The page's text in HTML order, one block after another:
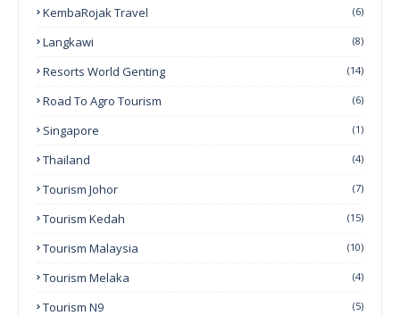
KembaRojak Travel (6)
Langkawi (8)
Resorts World Genting (14)
Road To Agro Tourism (6)
Singapore (1)
Thailand (4)
Tourism Johor (7)
Tourism Kedah (15)
Tourism Malaysia (10)
Tourism Melaka (4)
Tourism N9 (5)